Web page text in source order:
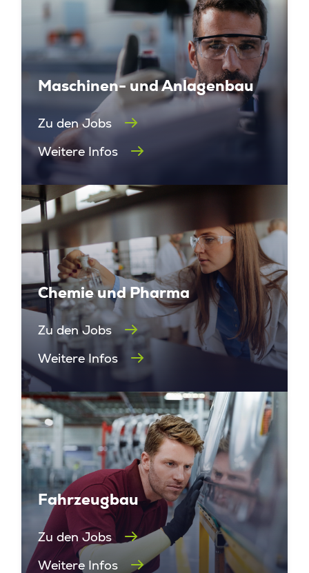
Maschinen- und Anlagenbau
Zu den Jobs
Weitere Infos
Chemie und Pharma
Zu den Jobs
Weitere Infos
Fahrzeugbau
Zu den Jobs
Weitere Infos